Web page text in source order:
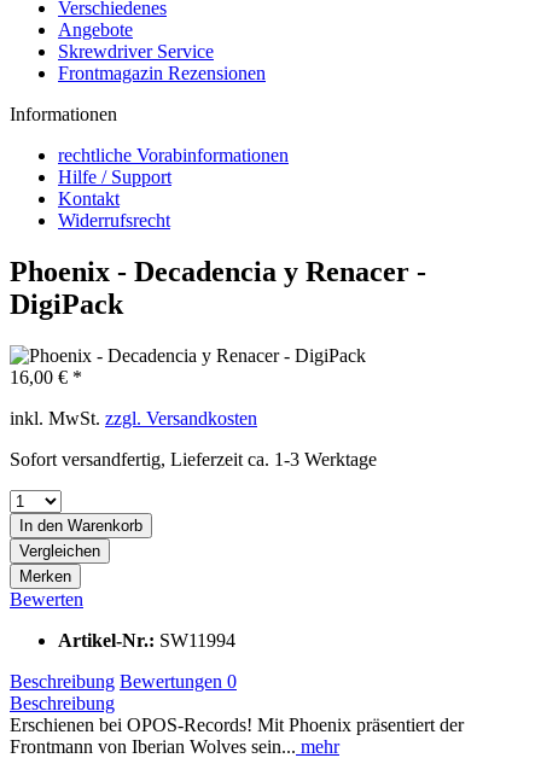
Verschiedenes
Angebote
Skrewdriver Service
Frontmagazin Rezensionen
Informationen
rechtliche Vorabinformationen
Hilfe / Support
Kontakt
Widerrufsrecht
Phoenix - Decadencia y Renacer -
DigiPack
16,00 € *
inkl. MwSt. zzgl. Versandkosten
Sofort versandfertig, Lieferzeit ca. 1-3 Werktage
In den Warenkorb
Vergleichen
Merken
Bewerten
Artikel-Nr.: SW11994
Beschreibung Bewertungen 0
Beschreibung
Erschienen bei OPOS-Records! Mit Phoenix präsentiert der
Frontmann von Iberian Wolves sein... mehr